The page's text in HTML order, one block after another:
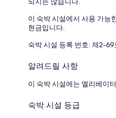
이 숙박 시설에서 사용 가능
현금입니다.
숙박 시설 등록 번호: 제2-69
알려드릴 사항
이 숙박 시설에는 엘리베이
숙박 시설 등급